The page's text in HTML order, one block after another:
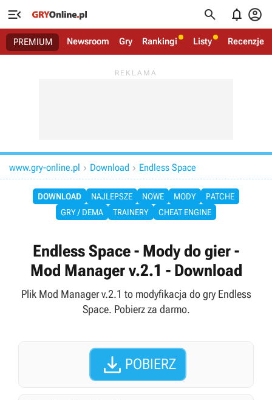
   
PREMIUM Newsroom Gry Rankingi Listy Recenzje
www.gry-online.pl  Download  Endless Space
DOWNLOAD NAJLEPSZE NOWE MODY
PATCHE
GRY / DEMA
TRAINERY CHEAT ENGINE
Endless Space - Mody do gier -
Mod Manager v.2.1 - Download
Plik Mod Manager v.2.1 to modyfikacja do gry Endless
Space. Pobierz za darmo.
 POBIERZ